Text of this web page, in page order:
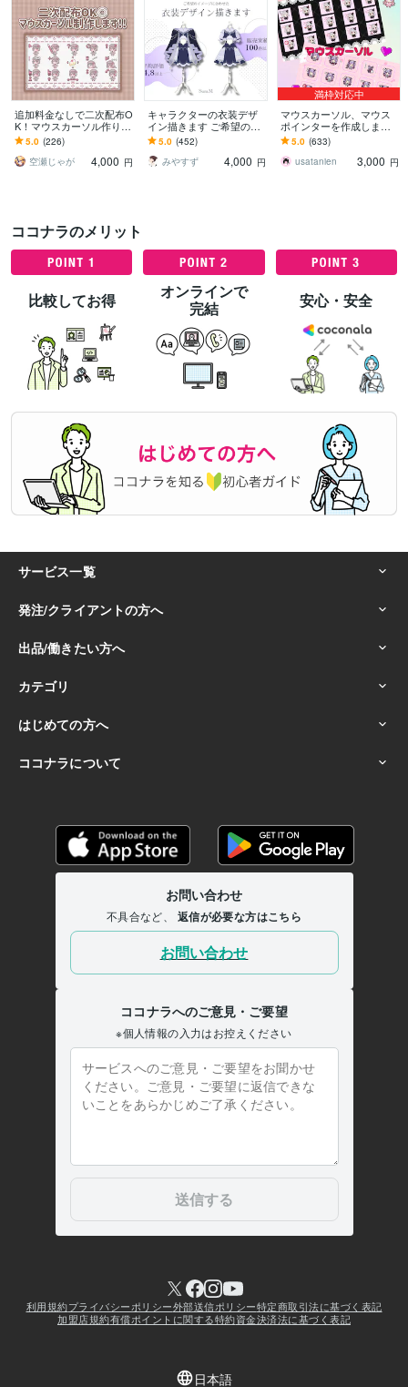
追加料金なしで二次配布O
K！マウスカーソル作りま
す アニメーション追加で
さらに個性を出せるよう
になりました！
5.0 (226)
空瀬じゃが
4,000 円
キャラクターの衣装デザ
イン描きます ご希望のイ
メージに合わせた衣装デ
ザインを提案します！
5.0 (452)
みやすず
4,000 円
満枠対応中
マウスカーソル、マウス
ポインターを作成します
Vtuber様のマウスポイン
ター、マウスカーソル作
成
5.0 (633)
usatanien
3,000 円
ココナラのメリット
比較してお得
オンラインで
完結
安心・安全